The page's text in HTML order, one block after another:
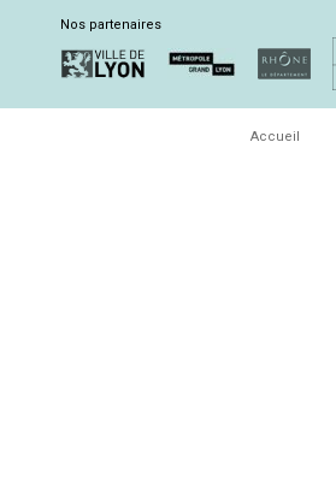
Nos partenaires
Accueil